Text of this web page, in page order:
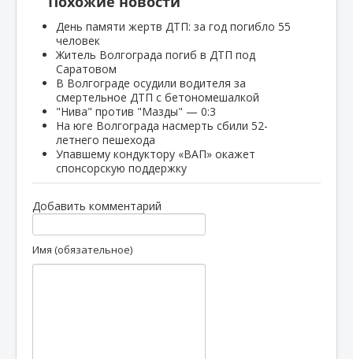
День памяти жертв ДТП: за год погибло 55
человек
Житель Волгограда погиб в ДТП под
Саратовом
В Волгограде осудили водителя за
смертельное ДТП с бетономешалкой
"Нива" против "Мазды" — 0:3
На юге Волгограда насмерть сбили 52-
летнего пешехода
Упавшему кондуктору «ВАП» окажет
спонсорскую поддержку
Добавить комментарий
Имя (обязательное)